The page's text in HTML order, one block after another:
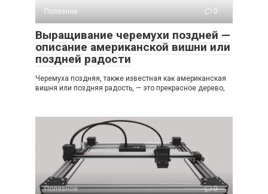
Полезное
0
Выращивание черемухи поздней —
описание американской вишни или
поздней радости
Черемуха поздняя, также известная как американская
вишня или поздняя радость, — это прекрасное дерево,
Полезное 0